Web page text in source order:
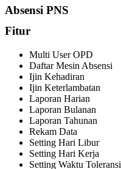
Absensi PNS
Fitur
Multi User OPD
Daftar Mesin Absensi
Ijin Kehadiran
Ijin Keterlambatan
Laporan Harian
Laporan Bulanan
Laporan Tahunan
Rekam Data
Setting Hari Libur
Setting Hari Kerja
Setting Waktu Toleransi